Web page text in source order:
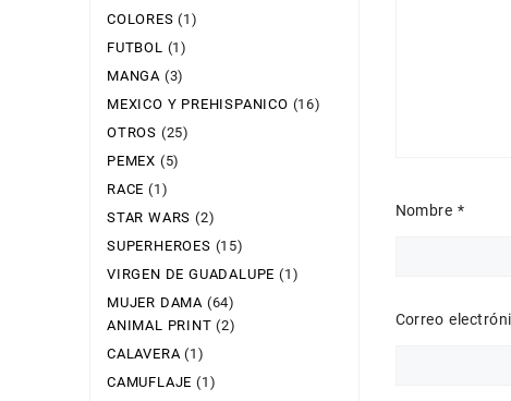
Nombre*
Correo
COLORES (1)
FUTBOL (1)
MANGA (3)
MEXICO Y PREHISPANICO (16)
OTROS (25)
PEMEX (5)
RACE (1)
STAR WARS (2)
SUPERHEROES (15)
VIRGEN DE GUADALUPE (1)
MUJER DAMA (64)
ANIMAL PRINT (2)
CALAVERA (1)
CAMUFLAJE (1)